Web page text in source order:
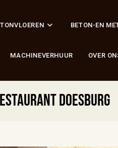
BETON-EN
MACHINEVERHUUR OVER
Doesburg